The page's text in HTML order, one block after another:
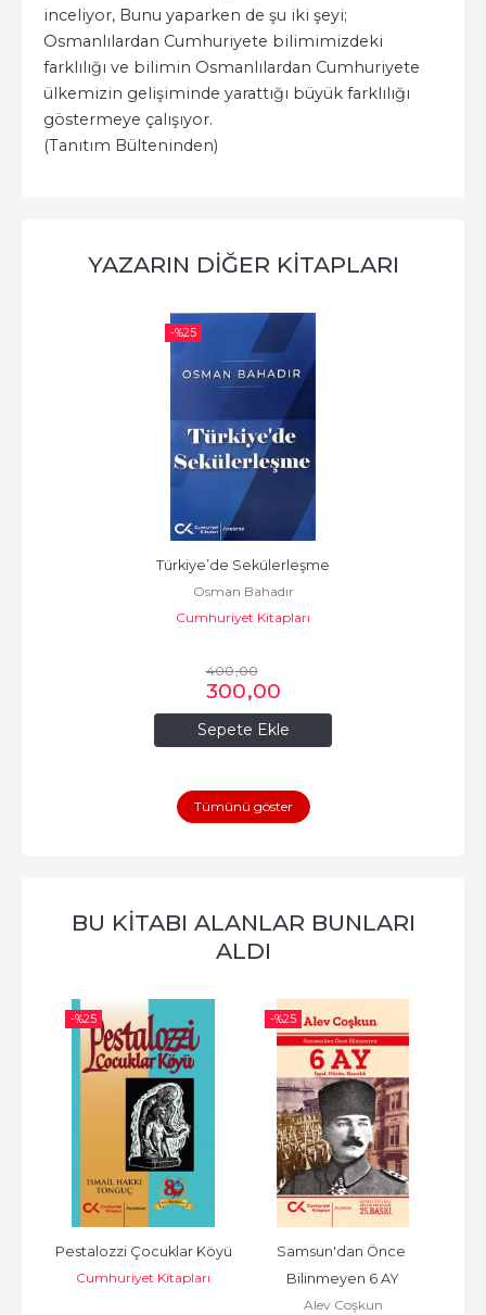
inceliyor, Bunu yaparken de şu iki şeyi;
Osmanlılardan Cumhuriyete bilimimizdeki
farklılığı ve bilimin Osmanlılardan Cumhuriyete
ülkemizin gelişiminde yarattığı büyük farklılığı
göstermeye çalışıyor.
(Tanıtım Bülteninden)
YAZARIN DIĞER KITAPLARI
-%25
Sepete Ekle
Türkiye’de Sekülerleşme
Osman Bahadır
Cumhuriyet Kitapları
400,00
300,00
Tümünü göster
BU KITABI ALANLAR BUNLARI
ALDI
-%25
Pestalozzi Çocuklar Köyü
Cumhuriyet Kitapları
-%25
Samsun'dan Önce
Bilinmeyen 6 AY
Alev Coşkun